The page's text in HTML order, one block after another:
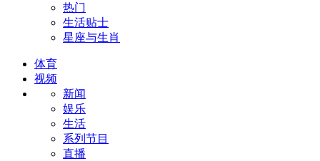
热门
生活贴士
星座与生肖
体育
视频
新闻
娱乐
生活
系列节目
直播